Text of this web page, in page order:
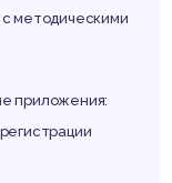
методическими
приложения: